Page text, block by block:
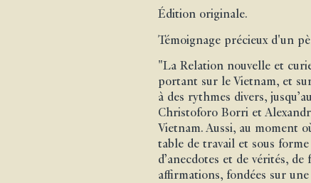
Édition originale.
Témoignage précieux d'un
"La Relation nouvelle et
portant sur le Vietnam, et
à des rythmes divers,
Christoforo Borri et
Vietnam. Aussi, au moment
table de travail et sous
d’anecdotes et de vérités,
affirmations, fondées sur